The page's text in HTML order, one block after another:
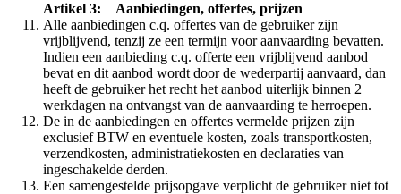
Artikel 3: Aanbiedingen, offertes, prijzen
Alle aanbiedingen c.q. offertes van de gebruiker zijn
vrijblijvend, tenzij ze een termijn voor aanvaarding bevatten.
Indien een aanbieding c.q. offerte een vrijblijvend aanbod
bevat en dit aanbod wordt door de wederpartij aanvaard, dan
heeft de gebruiker het recht het aanbod uiterlijk binnen 2
werkdagen na ontvangst van de aanvaarding te herroepen.
De in de aanbiedingen en offertes vermelde prijzen zijn
exclusief BTW en eventuele kosten, zoals transportkosten,
verzendkosten, administratiekosten en declaraties van
ingeschakelde derden.
Een samengestelde prijsopgave verplicht de gebruiker niet tot